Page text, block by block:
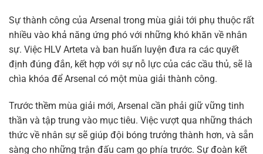
Sự thành công của Arsenal trong mùa giải tới phụ thuộc rất
nhiều vào khả năng ứng phó với những khó khăn về nhân
sự. Việc HLV Arteta và ban huấn luyện đưa ra các quyết
định đúng đắn, kết hợp với sự nỗ lực của các cầu thủ, sẽ là
chìa khóa để Arsenal có một mùa giải thành công.
Trước thềm mùa giải mới, Arsenal cần phải giữ vững tinh
thần và tập trung vào mục tiêu. Việc vượt qua những thách
thức về nhân sự sẽ giúp đội bóng trưởng thành hơn, và sẵn
sàng cho những trận đấu cam go phía trước. Sự đoàn kết